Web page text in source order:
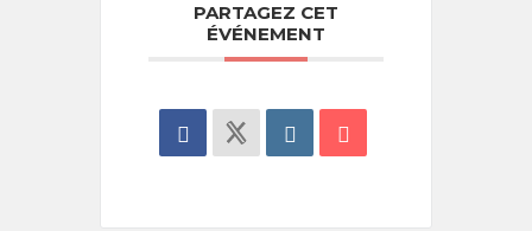
PARTAGEZ CET
ÉVÉNEMENT